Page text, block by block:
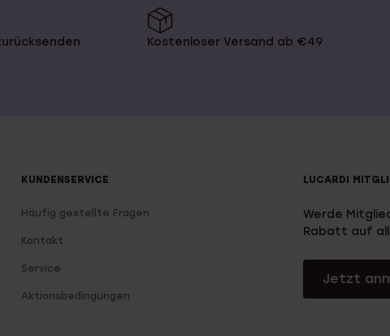
Kostenloser Versand ab €49
KUNDENSERVICE
Häufig gestellte Fragen
Kontakt
Service
Aktionsbedingungen
LUCARDI
Werde
Rabatt auf all
Jetzt